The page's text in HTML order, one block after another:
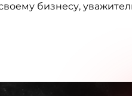
бизнесу,